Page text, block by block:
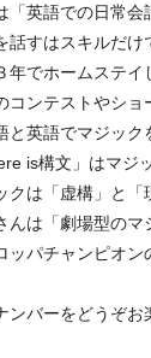
「英語での日常
話すはスキルだ
年でホームステイ
コンテストやシ
と英語でマジッ
is構文」はマジ
クは「虚構」と
んは「劇場型の
ッパチャンピオ
ンバーをどうぞお